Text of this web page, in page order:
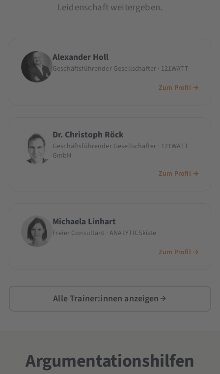
Leidenschaft weitergeben.
Alexander Holl
Geschäftsführender Gesellschafter · 121WATT
Zum Profil →
Dr. Christoph Röck
Geschäftsführender Gesellschafter · 121WATT
GmbH
Zum Profil →
Michaela Linhart
Freier Consultant · ANALYTICSkiste
Zum Profil →
Alle Trainer:innen anzeigen
Argumentationshilfen